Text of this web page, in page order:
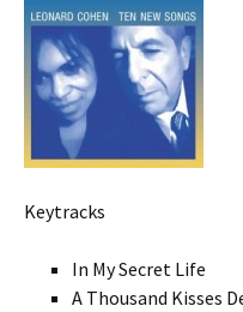
Keytracks
In My Secret Life
A Thousand Kisses